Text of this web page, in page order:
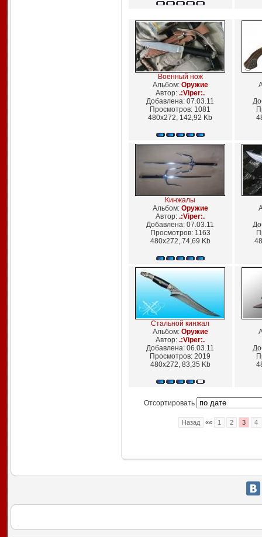
Военный нож
Альбом: Оружие
Автор: .:Viper:.
Добавлена: 07.03.11
Просмотров: 1081
480x272, 142,92 Kb
Кинжалы
Альбом: Оружие
Автор: .:Viper:.
Добавлена: 07.03.11
Просмотров: 1163
480x272, 74,69 Kb
Стальной кинжал
Альбом: Оружие
Автор: .:Viper:.
Добавлена: 06.03.11
Просмотров: 2019
480x272, 83,35 Kb
Отсортировать
Назад «« 1 2 3 4